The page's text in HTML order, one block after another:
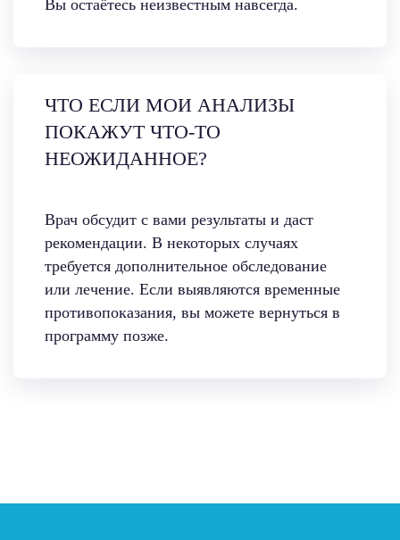
Вы остаётесь неизвестным навсегда.
ЧТО ЕСЛИ МОИ АНАЛИЗЫ
ПОКАЖУТ ЧТО-ТО
НЕОЖИДАННОЕ?
Врач обсудит с вами результаты и даст
рекомендации. В некоторых случаях
требуется дополнительное обследование
или лечение. Если выявляются временные
противопоказания, вы можете вернуться в
программу позже.